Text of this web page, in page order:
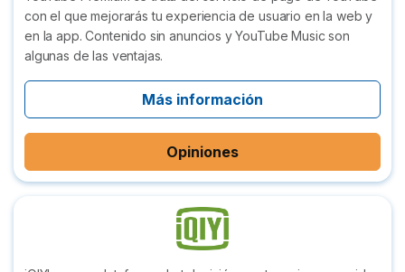
con el que mejorarás tu experiencia de usuario en la web y
en la app. Contenido sin anuncios y YouTube Music son
algunas de las ventajas.
Más información
Opiniones